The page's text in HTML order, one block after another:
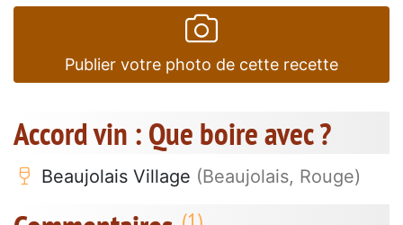
Publier votre photo de cette recette
Accord vin : Que boire avec ?
Beaujolais Village (Beaujolais, Rouge)